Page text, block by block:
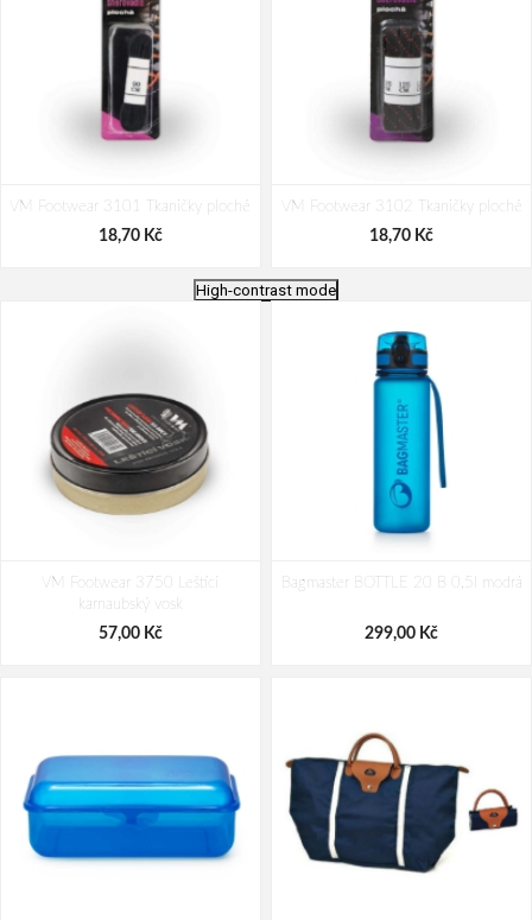
VM Footwear 3101 Tkaničky ploché
18,70 Kč
VM Footwear 3102 Tkaničky ploché
18,70 Kč
obuv
39,00 Kč
plastová 25cm
High-contrast mode
VM Footwear 3750 Leštící
karnaubský vosk
57,00 Kč
Bagmaster BOTTLE 20 B 0,5l modrá
299,00 Kč